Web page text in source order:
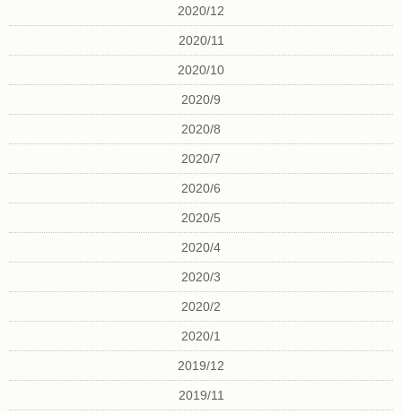
2020/12
2020/11
2020/10
2020/9
2020/8
2020/7
2020/6
2020/5
2020/4
2020/3
2020/2
2020/1
2019/12
2019/11